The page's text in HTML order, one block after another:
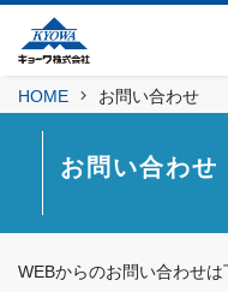
HOME お問い合わせ
お問い合わせ
WEBからのお問い合わせ